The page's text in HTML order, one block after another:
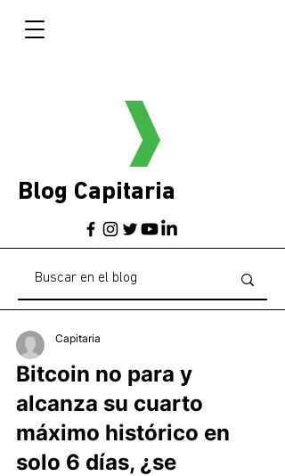
Blog Capitaria
Bitcoin no para y
alcanza su cuarto
máximo histórico en
solo 6 días, ¿se
Capitaria